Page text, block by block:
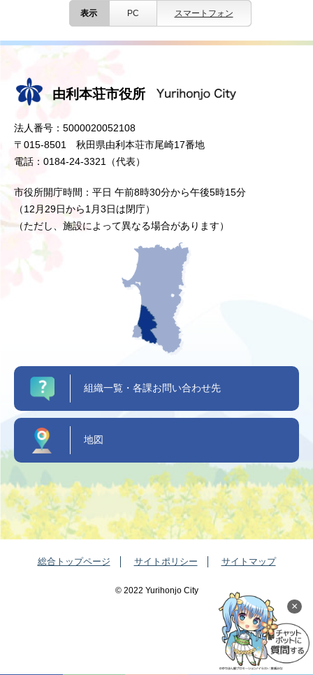
表示 PC スマートフォン
×
由利本荘市役所
法人番号：5000020052108
〒015-8501 秋田県由利本荘市尾崎17番地
電話：0184-24-3321（代表）
市役所開庁時間：平日 午前8時30分から午後5時15分
（12月29日から1月3日は閉庁）
（ただし、施設によって異なる場合があります）
組織一覧・各課お問い合わせ先
地図
総合トップページ サイトポリシー サイトマップ
©️ 2022 Yurihonjo City